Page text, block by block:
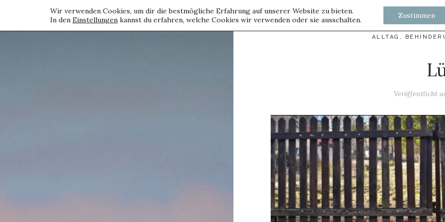
ALLTAG ,
Veröffentlicht
Wir verwenden Cookies, um dir die bestmögliche Erfahrung auf unserer Website zu bieten.
In den Einstellungenkannst du erfahren, welche Cookies wir verwenden oder sie ausschalten. Zustimmen